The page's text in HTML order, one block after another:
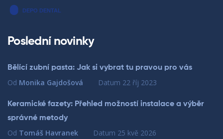
Poslední novinky
Bělící zubní pasta: Jak si vybrat tu pravou pro vás
Od Monika Gajdošová Datum 22 říj 2023
Keramické fazety: Přehled možností instalace a výběr
správné metody
Od Tomáš Havranek Datum 25 kvě 2026